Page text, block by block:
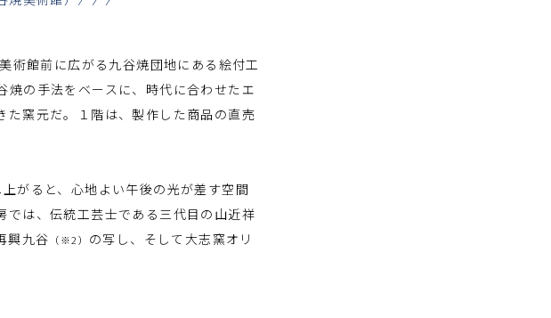
術館前に広がる九谷焼団地にある絵付工
の手法をベースに、時代に合わせたエ
た窯元だ。１階は、製作した商品の直売
がると、心地よい午後の光が差す空間
では、伝統工芸士である三代目の山近祥
興九谷 （※2） の写し、そして大志窯オリ